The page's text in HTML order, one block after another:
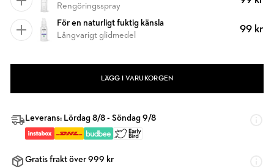
Rengöringsspray
För en naturligt fuktig känsla
Långvarigt glidmedel
99 kr
LÄGG I VARUKORGEN
Leverans: Lördag 8/8 - Söndag 9/8
Gratis frakt över 999 kr